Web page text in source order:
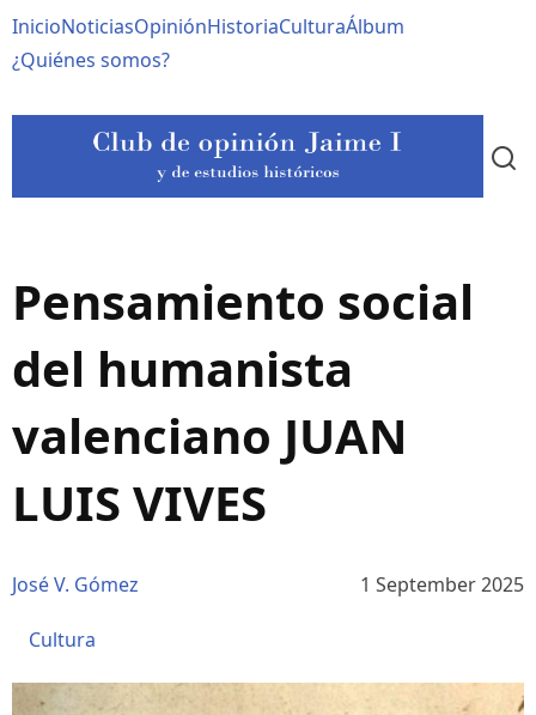
al
contenido
Navegación
principal
InicioNoticiasOpiniónHistoriaCulturaÁlbum
¿Quiénes somos?
Pensamiento social
del humanista
valenciano JUAN
LUIS VIVES
José V. Gómez 1 September 2025
Cultura